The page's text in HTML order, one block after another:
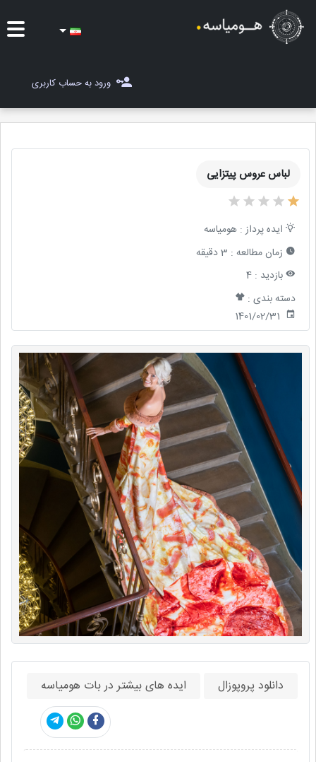
مجله هومیاسه
ورود به حساب کاربری
لباس عروس پیتزایی
ایده پرداز :هومیاسه
زمان مطالعه : 3 دقیقه
بازدید :4
دسته بندی :
1401/02/31
دانلود پروپوزال ایده های بیشتر در بات هومیاسه